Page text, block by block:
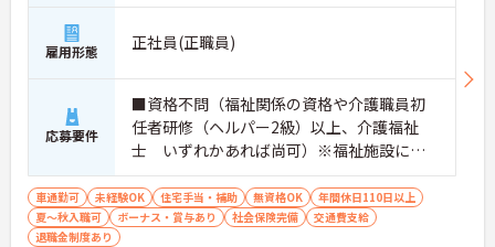
雇用形態 正社員(正職員)
応募要件
■資格不問（福祉関係の資格や介護職員初
任者研修（ヘルパー2級）以上、介護福祉
士 いずれかあれば尚可）※福祉施設に経
験ある方・福祉関係の資格者優遇有 ■普通
自動車免許必須（ＡＴ限定可） ■必要なＰ
Ｃスキル：専用のパソコンソフトを使用し
車通勤可 未経験OK 住宅手当・補助 無資格OK
年間休日110日以上
夏～秋入職可
ボーナス・賞与あり 社会保険完備
交通費支給
退職金制度あり